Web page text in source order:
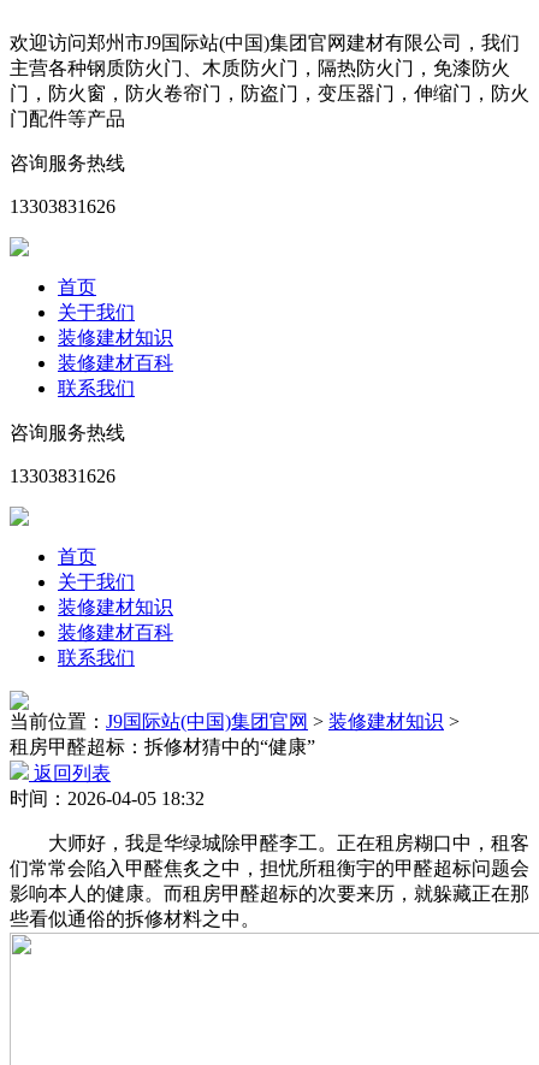
欢迎访问郑州市J9国际站(中国)集团官网建材有限公司，我们
主营各种钢质防火门、木质防火门，隔热防火门，免漆防火
门，防火窗，防火卷帘门，防盗门，变压器门，伸缩门，防火
门配件等产品
咨询服务热线
13303831626
首页
关于我们
装修建材知识
装修建材百科
联系我们
咨询服务热线
13303831626
首页
关于我们
装修建材知识
装修建材百科
联系我们
当前位置： J9国际站(中国)集团官网 > 装修建材知识 >
租房甲醛超标：拆修材猜中的“健康”
返回列表
时间：2026-04-05 18:32
大师好，我是华绿城除甲醛李工。正在租房糊口中，租客
们常常会陷入甲醛焦炙之中，担忧所租衡宇的甲醛超标问题会
影响本人的健康。而租房甲醛超标的次要来历，就躲藏正在那
些看似通俗的拆修材料之中。